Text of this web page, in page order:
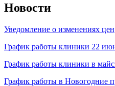
Новости
Уведомление о изменениях цен
График работы клиники 22
График работы клиники в
График работы в Новогодние